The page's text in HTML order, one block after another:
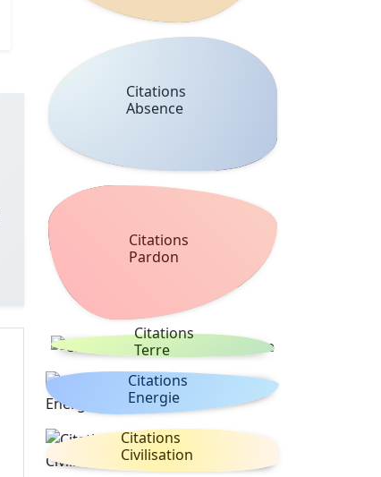
Citations
Absence
Citations
Pardon
Citations
Terre
Citations
Energie
Citations
Civilisation